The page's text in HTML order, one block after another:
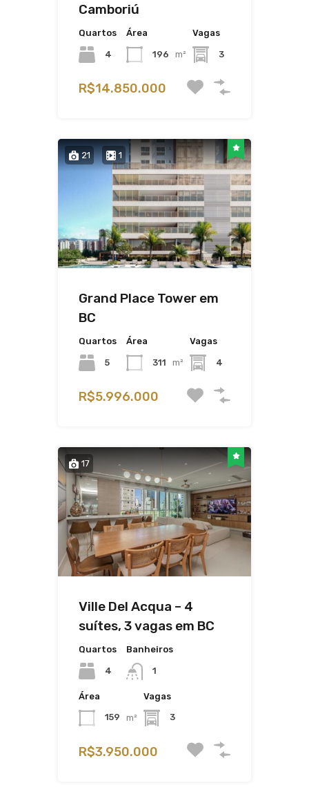
Camboriú
Quartos
4
Área
196 m²
Vagas
3
R$14.850.000
21 1
Grand Place Tower em
BC
Quartos
5
Área
311 m²
Vagas
4
R$5.996.000
17
Ville Del Acqua – 4
suítes, 3 vagas em BC
Quartos
4
Banheiros
1
Área
159 m²
Vagas
3
R$3.950.000